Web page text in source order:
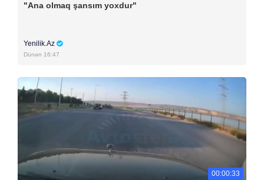
"Ana olmaq şansım yoxdur"
Yenilik.Az
Dünən 16:47
00:00:33